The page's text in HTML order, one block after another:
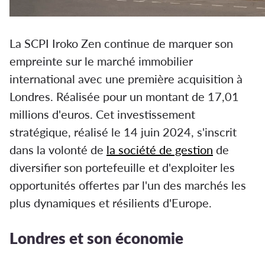
La SCPI Iroko Zen continue de marquer son
empreinte sur le marché immobilier
international avec une première acquisition à
Londres. Réalisée pour un montant de 17,01
millions d'euros. Cet investissement
stratégique, réalisé le 14 juin 2024, s'inscrit
dans la volonté de la société de gestion de
diversifier son portefeuille et d'exploiter les
opportunités offertes par l'un des marchés les
plus dynamiques et résilients d'Europe.
Londres et son économie